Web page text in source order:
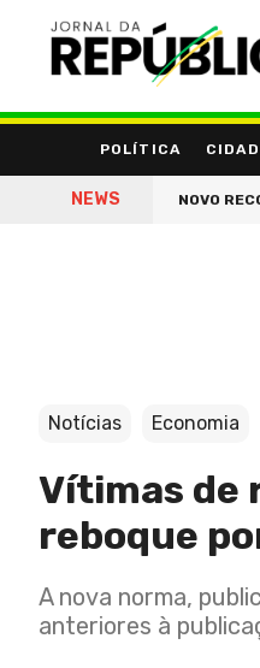
POLÍTICA
NEWSNOVO RECORDE:
Notícias Economia
Vítimas de
reboque
A nova norma,
anteriores à